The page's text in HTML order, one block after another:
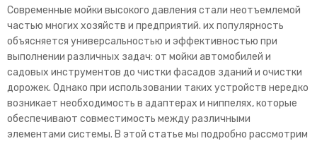
Современные мойки высокого давления стали неотъемлемой
частью многих хозяйств и предприятий. их популярность
объясняется универсальностью и эффективностью при
выполнении различных задач: от мойки автомобилей и
садовых инструментов до чистки фасадов зданий и очистки
дорожек. Однако при использовании таких устройств нередко
возникает необходимость в адаптерах и ниппелях, которые
обеспечивают совместимость между различными
элементами системы. В этой статье мы подробно рассмотрим